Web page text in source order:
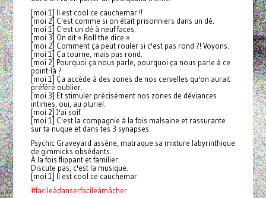
[moi 1] Il est cool ce cauchemar !!
[moi 2] C'est comme si on était prisonniers dans un dé.
[moi 1] C'est un dé à neuf faces.
[moi 3] On dit « Roll the dice ».
[moi 2] Comment ça peut rouler si c'est pas rond ?! Voyons.
[moi 1] Ça tourne, mais pas rond.
[moi 2] Pourquoi ça nous parle, pourquoi ça nous parle à ce
point-là ?
[moi 1] Ça accède à des zones de nos cervelles qu'on aurait
préféré oublier.
[moi 3] Et stimuler précisément nos zones de déviances
intimes, oui, au pluriel.
[moi 2] J'ai soif.
[moi 1] C'est la compagnie à la fois malsaine et rassurante
sur ta nuque et dans tes 3 synapses.
Psychic Graveyard assène, matraque sa mixture labyrinthique
de gimmicks obsédants.
À la fois flippant et familier.
Discute pas, c'est la musique.
[moi 1] Il est cool ce cauchemar.
#facileàdanserfacileàmâcher